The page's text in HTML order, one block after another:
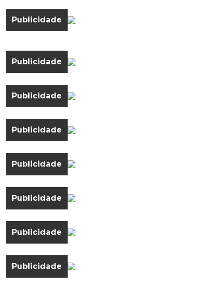
Publicidade
Publicidade
Publicidade
Publicidade
Publicidade
Publicidade
Publicidade
Publicidade